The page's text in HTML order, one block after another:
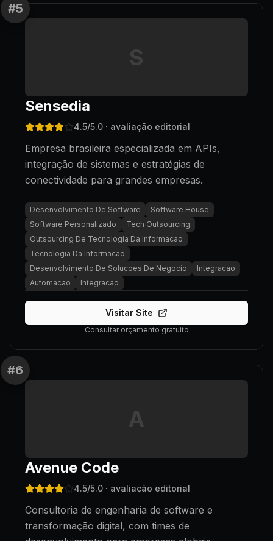
#5
S
Sensedia
4.5/5.0 · avaliação editorial
Empresa brasileira especializada em APIs,
integração de sistemas e estratégias de
conectividade para grandes empresas.
Desenvolvimento De Software
Software House
Software Personalizado
Tech Outsourcing
Outsourcing De Tecnologia Da Informacao
Tecnologia Da Informacao
Desenvolvimento De Solucoes De Negocio
Integracao
Automacao
Integracao
Visitar Site
Consultar orçamento gratuito
#6
A
Avenue Code
4.5/5.0 · avaliação editorial
Consultoria de engenharia de software e
transformação digital, com times de